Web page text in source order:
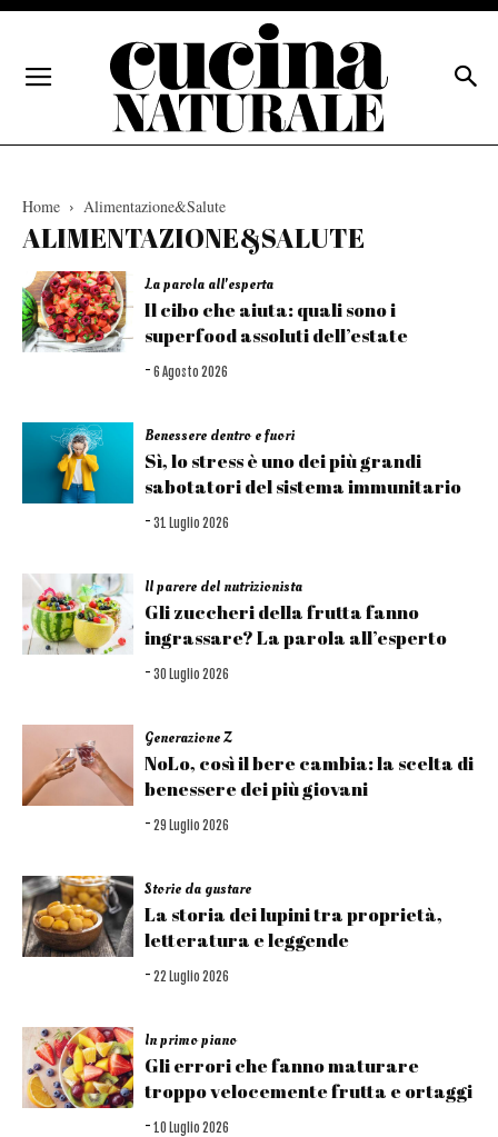
Home Alimentazione&Salute
ALIMENTAZIONE&SALUTE
La parola all'esperta
Il cibo che aiuta: quali sono i
superfood assoluti dell’estate
- 6 Agosto 2026
Benessere dentro e fuori
Sì, lo stress è uno dei più grandi
sabotatori del sistema immunitario
- 31 Luglio 2026
Il parere del nutrizionista
Gli zuccheri della frutta fanno
ingrassare? La parola all’esperto
- 30 Luglio 2026
Generazione Z
NoLo, così il bere cambia: la scelta di
benessere dei più giovani
- 29 Luglio 2026
Storie da gustare
La storia dei lupini tra proprietà,
letteratura e leggende
- 22 Luglio 2026
In primo piano
Gli errori che fanno maturare
troppo velocemente frutta e ortaggi
- 10 Luglio 2026